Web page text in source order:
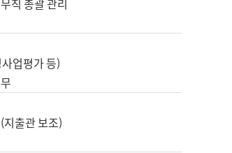
직 총괄 관리
업평가 등)
지출관 보조)